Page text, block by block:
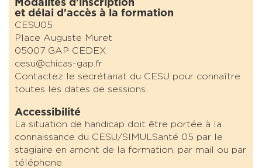
Modalités d'inscription
et délai d'accès à la formation
CESU05
Place Auguste Muret
05007 GAP CEDEX
cesu@chicas-gap.fr
Contactez le secrétariat du CESU pour connaître
toutes les dates de sessions.
Accessibilité
La situation de handicap doit être portée à la
connaissance du CESU/SIMULSanté 05 par le
stagiaire en amont de la formation, par mail ou par
téléphone.